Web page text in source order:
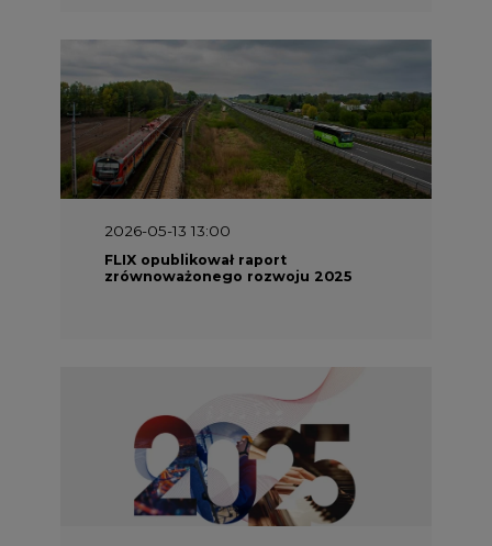
2026-05-13 13:00
FLIX opublikował raport
zrównoważonego rozwoju 2025